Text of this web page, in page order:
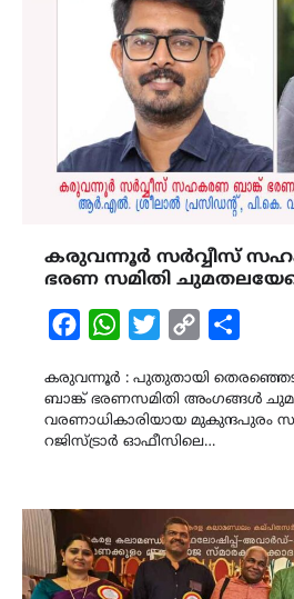
കരുവന്നൂർ സർവ്വീസ്
ഭരണ സമിതി
FacebookWhatsAppTwitterCopy
കരുവന്നൂർ : പുതുതായി
ബാങ്ക് ഭരണസമിതി അംഗങ്ങൾ
വരണാധികാരിയായ മുകുന്ദപുരം
റജിസ്‌ട്രാർ ഓഫീസിലെ…